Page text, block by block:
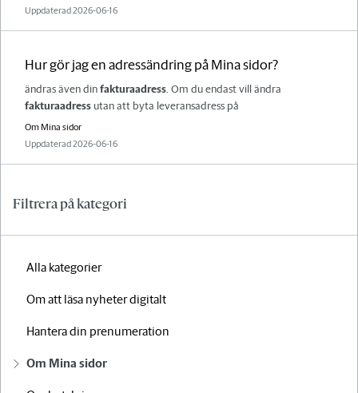
Uppdaterad2026-06-16
Hur gör jag en adressändring på Mina sidor?
ändras även dinfakturaadress. Om du endast vill ändra
fakturaadress utan att byta leveransadress på
Tillhör kategori:
Om Mina sidor
Uppdaterad2026-06-16
Filtrera på kategori
Alla kategorier
Om att läsa nyheter digitalt
Hantera din prenumeration
Om Mina sidor